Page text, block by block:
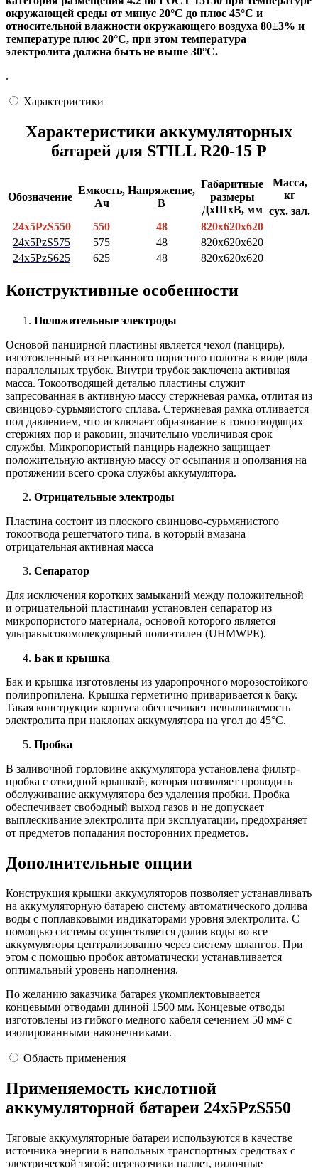
окружающей среды от минус 20°С до плюс 45°С и
относительной влажности окружающего воздуха 80±3% и
температуре плюс 20°С, при этом температура
электролита должна быть не выше 30°С.
.
Характеристики
Характеристики аккумуляторных
батарей для STILL R20-15 Р
Обозначение
Емкость,
Ач
Напряжение,
В
Габаритные
размеры
ДхШхВ, мм
Масса,
кг
сух. зал.
24х5РzS550
550 48
820х620х620
24х5РzS575
575 48
820х620х620
24х5РzS625
625 48 820х620х620
Конструктивные особенности
Положительные электроды
Основой панцирной пластины является чехол (панцирь),
изготовленный из нетканного пористого полотна в виде ряда
параллельных трубок. Внутри трубок заключена активная
масса. Токоотводящей деталью пластины служит
запресованная в активную массу стержневая рамка, отлитая из
свинцово-сурьмяистого сплава. Стержневая рамка отливается
под давлением, что исключает образование в токоотводящих
стержнях пор и раковин, значительно увеличивая срок
службы. Микропористый панцирь надежно защищает
положительную активную массу от осыпания и оползания на
протяжении всего срока службы аккумулятора.
Отрицательные электроды
Пластина состоит из плоского свинцово-сурьмянистого
токоотвода решетчатого типа, в который вмазана
отрицательная активная масса
Сепаратор
Для исключения коротких замыканий между положительной
и отрицательной пластинами установлен сепаратор из
микропористого материала, основой которого является
ультравысокомолекулярный полиэтилен (UHMWPE).
Бак и крышка
Бак и крышка изготовлены из ударопрочного морозостойкого
полипропилена. Крышка герметично приваривается к баку.
Такая конструкция корпуса обеспечивает невыливаемость
электролита при наклонах аккумулятора на угол до 45°С.
Пробка
В заливочной горловине аккумулятора установлена фильтр-
пробка с откидной крышкой, которая позволяет проводить
обслуживание аккумулятора без удаления пробки. Пробка
обеспечивает свободный выход газов и не допускает
выплескивание электролита при эксплуатации, предохраняет
от предметов попадания посторонних предметов.
Дополнительные опции
Конструкция крышки аккумуляторов позволяет устанавливать
на аккумуляторную батарею систему автоматического долива
воды с поплавковыми индикаторами уровня электролита. С
помощью системы осуществляется долив воды во все
аккумуляторы централизованно через систему шлангов. При
этом с помощью пробок автоматически устанавливается
оптимальный уровень наполнения.
По желанию заказчика батарея укомплектовывается
концевыми отводами длиной 1500 мм. Концевые отводы
изготовлены из гибкого медного кабеля сечением 50 мм² с
изолированными наконечниками.
Область применения
Применяемость кислотной
аккумуляторной батареи 24х5PzS550
Тяговые аккумуляторные батареи используются в качестве
источника энергии в напольных транспортных средствах с
электрической тягой: перевозчики паллет, вилочные